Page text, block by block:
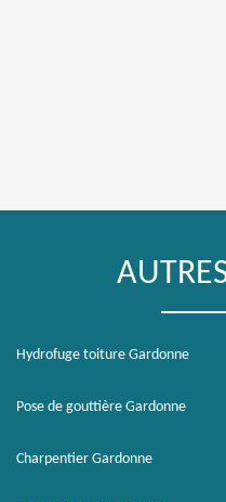
Hydrofuge toiture Gardonne
Pose de gouttière Gardonne
Charpentier Gardonne